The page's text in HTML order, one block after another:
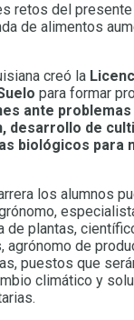
retos del
de alimentos
creó la
para formar
ante
desarrollo de
biológicos para
los alumnos
de plantas,
agrónomo de
puestos que
climático y